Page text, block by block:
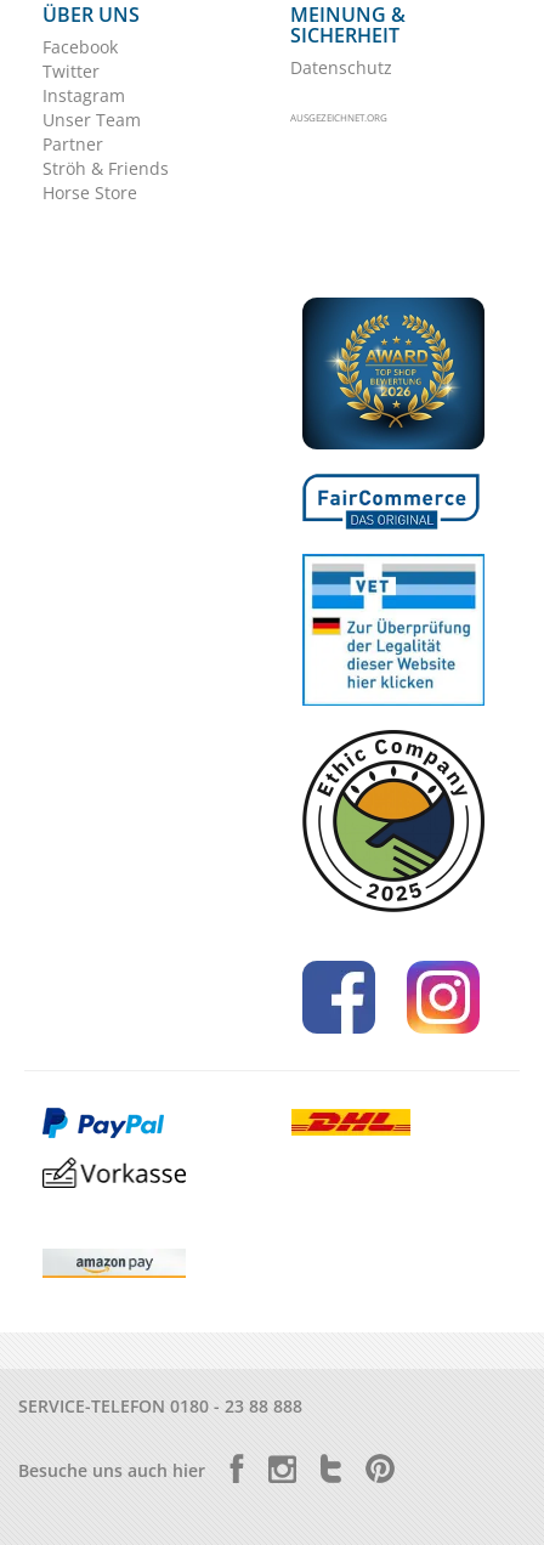
ÜBER UNS
Facebook
Twitter
Instagram
Unser Team
Partner
Ströh & Friends
Horse Store
MEINUNG &
SICHERHEIT
Datenschutz
AUSGEZEICHNET.ORG
SERVICE-TELEFON 0180 - 23 88 888
Besuche uns auch hier